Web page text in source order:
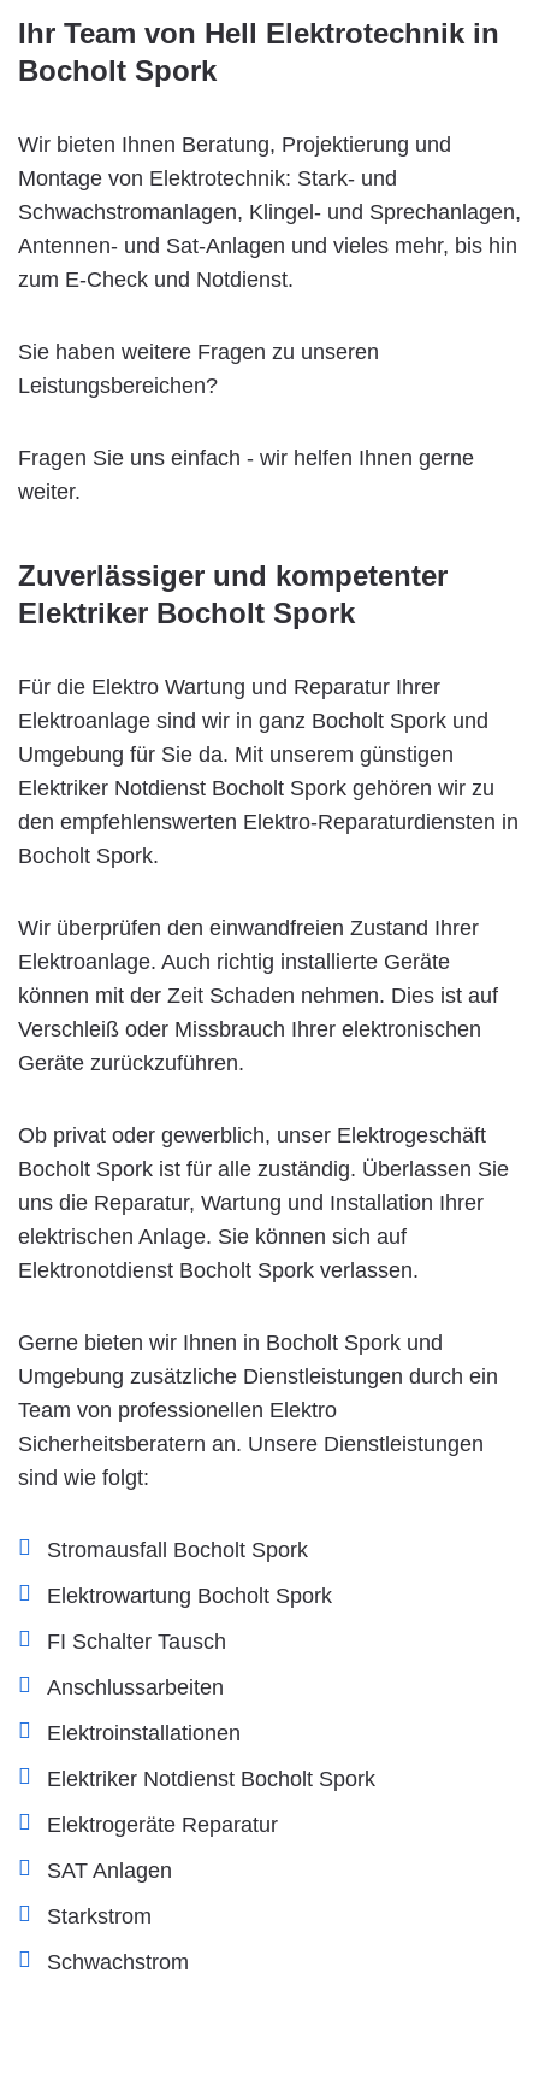
Ihr Team von Hell Elektrotechnik in
Bocholt Spork
Wir bieten Ihnen Beratung, Projektierung und
Montage von Elektrotechnik: Stark- und
Schwachstromanlagen, Klingel- und Sprechanlagen,
Antennen- und Sat-Anlagen und vieles mehr, bis hin
zum E-Check und Notdienst.
Sie haben weitere Fragen zu unseren
Leistungsbereichen?
Fragen Sie uns einfach - wir helfen Ihnen gerne
weiter.
Zuverlässiger und kompetenter
Elektriker Bocholt Spork
Für die Elektro Wartung und Reparatur Ihrer
Elektroanlage sind wir in ganz Bocholt Spork und
Umgebung für Sie da. Mit unserem günstigen
Elektriker Notdienst Bocholt Spork gehören wir zu
den empfehlenswerten Elektro-Reparaturdiensten in
Bocholt Spork.
Wir überprüfen den einwandfreien Zustand Ihrer
Elektroanlage. Auch richtig installierte Geräte
können mit der Zeit Schaden nehmen. Dies ist auf
Verschleiß oder Missbrauch Ihrer elektronischen
Geräte zurückzuführen.
Ob privat oder gewerblich, unser Elektrogeschäft
Bocholt Spork ist für alle zuständig. Überlassen Sie
uns die Reparatur, Wartung und Installation Ihrer
elektrischen Anlage. Sie können sich auf
Elektronotdienst Bocholt Spork verlassen.
Gerne bieten wir Ihnen in Bocholt Spork und
Umgebung zusätzliche Dienstleistungen durch ein
Team von professionellen Elektro
Sicherheitsberatern an. Unsere Dienstleistungen
sind wie folgt:
Stromausfall Bocholt Spork
Elektrowartung Bocholt Spork
FI Schalter Tausch
Anschlussarbeiten
Elektroinstallationen
Elektriker Notdienst Bocholt Spork
Elektrogeräte Reparatur
SAT Anlagen
Starkstrom
Schwachstrom